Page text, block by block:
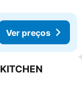
Ver preços
favoritos